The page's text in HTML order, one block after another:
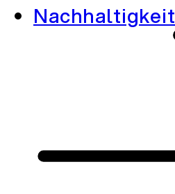
Nachhaltigkeit